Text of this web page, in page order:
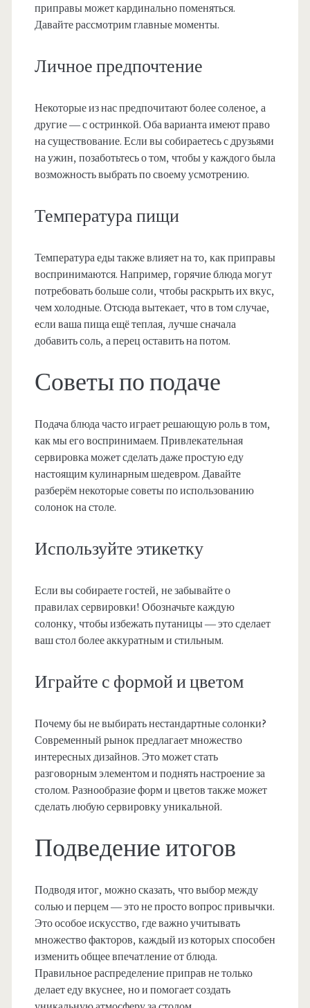
приправы может кардинально поменяться.
Давайте рассмотрим главные моменты.
Личное предпочтение
Некоторые из нас предпочитают более соленое, а
другие — с остринкой. Оба варианта имеют право
на существование. Если вы собираетесь с друзьями
на ужин, позаботьтесь о том, чтобы у каждого была
возможность выбрать по своему усмотрению.
Температура пищи
Температура еды также влияет на то, как приправы
воспринимаются. Например, горячие блюда могут
потребовать больше соли, чтобы раскрыть их вкус,
чем холодные. Отсюда вытекает, что в том случае,
если ваша пища ещё теплая, лучше сначала
добавить соль, а перец оставить на потом.
Советы по подаче
Подача блюда часто играет решающую роль в том,
как мы его воспринимаем. Привлекательная
сервировка может сделать даже простую еду
настоящим кулинарным шедевром. Давайте
разберём некоторые советы по использованию
солонок на столе.
Используйте этикетку
Если вы собираете гостей, не забывайте о
правилах сервировки! Обозначьте каждую
солонку, чтобы избежать путаницы — это сделает
ваш стол более аккуратным и стильным.
Играйте с формой и цветом
Почему бы не выбирать нестандартные солонки?
Современный рынок предлагает множество
интересных дизайнов. Это может стать
разговорным элементом и поднять настроение за
столом. Разнообразие форм и цветов также может
сделать любую сервировку уникальной.
Подведение итогов
Подводя итог, можно сказать, что выбор между
солью и перцем — это не просто вопрос привычки.
Это особое искусство, где важно учитывать
множество факторов, каждый из которых способен
изменить общее впечатление от блюда.
Правильное распределение приправ не только
делает еду вкуснее, но и помогает создать